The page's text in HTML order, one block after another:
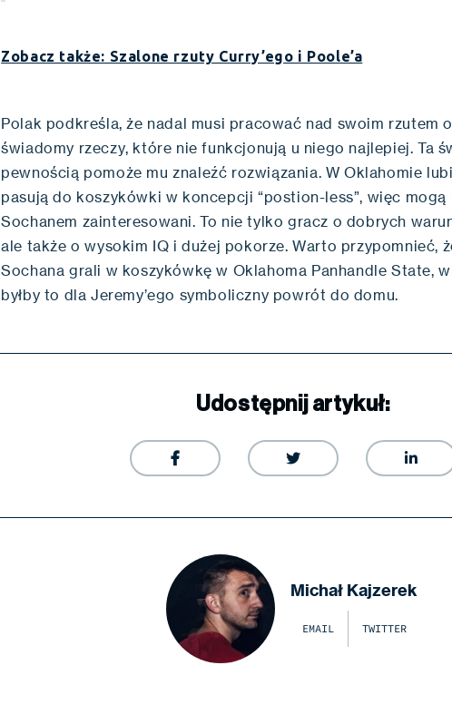
Zobacz także: Szalone rzuty Curry’ego i Poole’a
Polak podkreśla, że nadal musi pracować nad swoim rzutem
świadomy rzeczy, które nie funkcjonują u niego najlepiej. Ta
pewnością pomoże mu znaleźć rozwiązania. W Oklahomie
pasują do koszykówki w koncepcji “postion-less”, więc mogą
Sochanem zainteresowani. To nie tylko gracz o dobrych
ale także o wysokim IQ i dużej pokorze. Warto przypomnieć,
Sochana grali w koszykówkę w Oklahoma Panhandle State,
byłby to dla Jeremy’ego symboliczny powrót do domu.
Udostępnij artykuł:
  
Michał Kajzerek
EMAIL TWITTER